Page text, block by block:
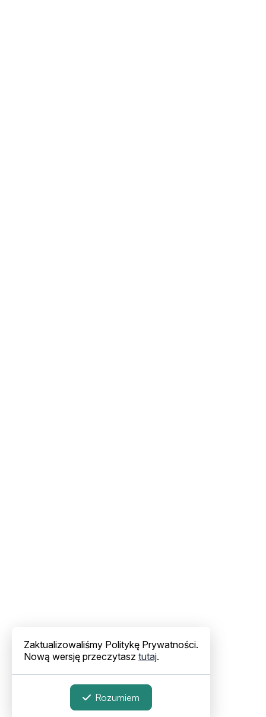
Zaktualizowaliśmy Politykę Prywatności.
Nową wersję przeczytasz tutaj.
Rozumiem